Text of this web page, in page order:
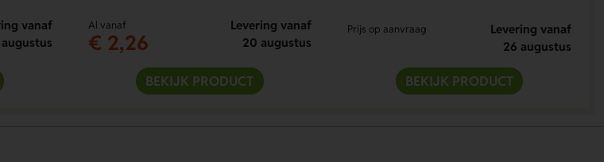
vanaf
Al vanaf
€ 2,26
Levering vanaf
20 augustus
BEKIJK PRODUCT
Prijs op aanvraag
Levering vanaf
26 augustus
BEKIJK PRODUCT